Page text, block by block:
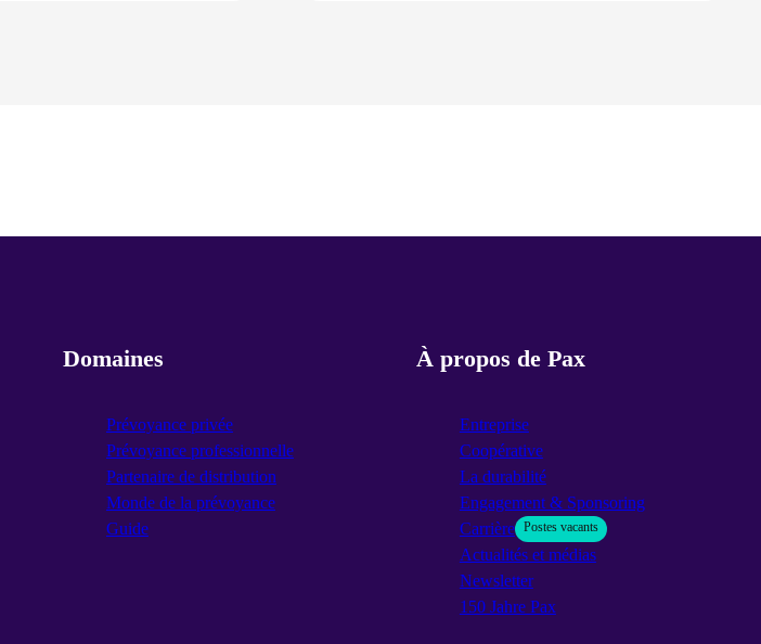
Domaines
Prévoyance privée
Prévoyance professionnelle
Partenaire de distribution
Monde de la prévoyance
Guide
À propos de Pax
Entreprise
Coopérative
La durabilité
Engagement & Sponsoring
Carrière Postes vacants
Actualités et médias
Newsletter
150 Jahre Pax